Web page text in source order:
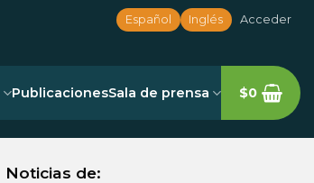
Español Inglés Acceder
PublicacionesSala de prensa $0
Noticias de: